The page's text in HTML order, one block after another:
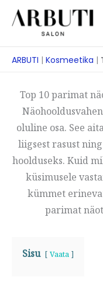
Skip
ARBUTI | Kosmeetika |
Top 10 parimat
oluline osa. See
liigsest rasust
hoolduseks. Kuid
küsimusele
kümmet
parimat
Sisu Vaata